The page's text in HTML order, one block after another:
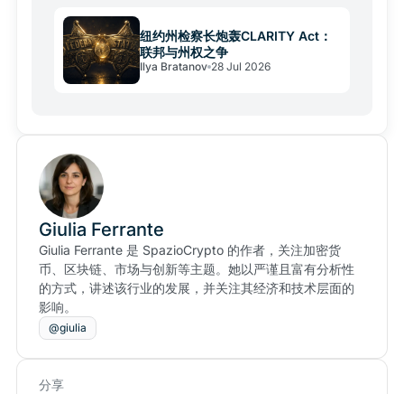
纽约州检察长炮轰CLARITY Act：
联邦与州权之争
Ilya Bratanov 28 Jul 2026
Giulia Ferrante
Giulia Ferrante 是 SpazioCrypto 的作者，关注加密货
币、区块链、市场与创新等主题。她以严谨且富有分析性
的方式，讲述该行业的发展，并关注其经济和技术层面的
影响。
@giulia
分享